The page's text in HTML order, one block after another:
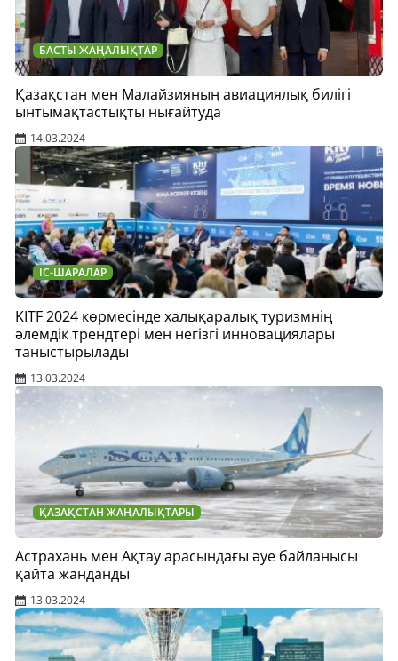
БАСТЫ ЖАҢАЛЫҚТАР
Қазақстан мен Малайзияның авиациялық билігі
ынтымақтастықты нығайтуда
14.03.2024
ІС-ШАРАЛАР
KITF 2024 көрмесінде халықаралық туризмнің
әлемдік трендтері мен негізгі инновациялары
таныстырылады
13.03.2024
ҚАЗАҚСТАН ЖАҢАЛЫҚТАРЫ
Астрахань мен Ақтау арасындағы әуе байланысы
қайта жанданды
13.03.2024